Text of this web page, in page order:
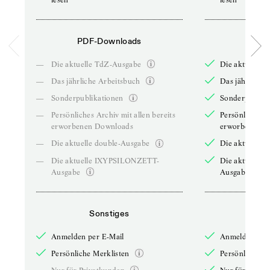
PDF-Downloads
—
Die aktuelle TdZ-Ausgabe
—
Das jährliche Arbeitsbuch
—
Sonderpublikationen
—
Persönliches Archiv mit allen bereits
erworbenen Downloads
—
Die aktuelle double-Ausgabe
—
Die aktuelle IXYPSILONZETT-
Ausgabe
Sonstiges
Anmelden per E-Mail
Persönliche Merklisten
Die aktuelle
Das jährliche
Persönliches
erworbenen
Die aktuelle
Die aktuelle
Ausgabe
Anmelden
Persönliche